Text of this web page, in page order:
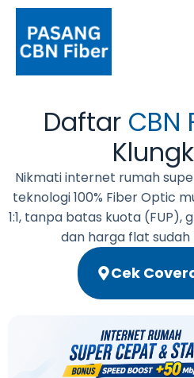
Daftar CBN
Nikmati internet rumah
teknologi 100% Fiber Optic
1:1, tanpa batas kuota (FUP),
dan harga flat
Cek